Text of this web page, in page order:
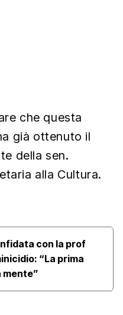
che questa
già ottenuto il
della sen.
alla Cultura.
con la prof
“La prima
mente”